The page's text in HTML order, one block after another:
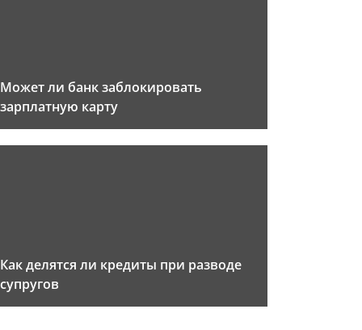
Может ли банк заблокировать
зарплатную карту
Как делятся ли кредиты при разводе
супругов